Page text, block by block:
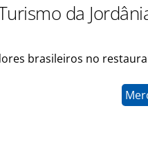
da
brasileiros no